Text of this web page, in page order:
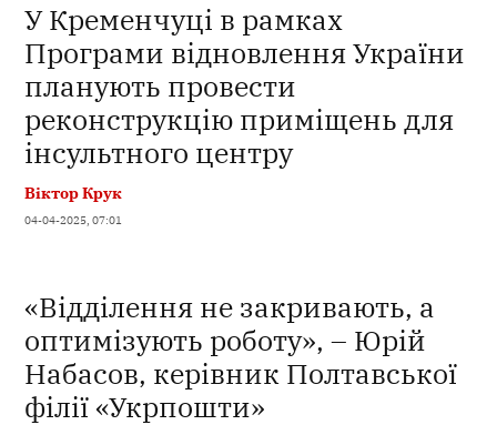
У Кременчуці в рамках
Програми відновлення України
планують провести
реконструкцію приміщень для
інсультного центру
Віктор Крук
04-04-2025, 07:01
«Відділення не закривають, а
оптимізують роботу», – Юрій
Набасов, керівник Полтавської
філії «Укрпошти»